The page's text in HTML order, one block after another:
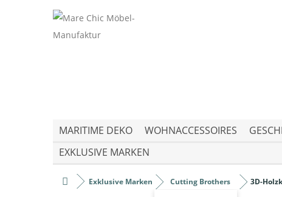
MARITIME DEKO WOHNACCESSOIRES
EXKLUSIVE MARKEN
Exklusive Marken Cutting Brothers 3D-